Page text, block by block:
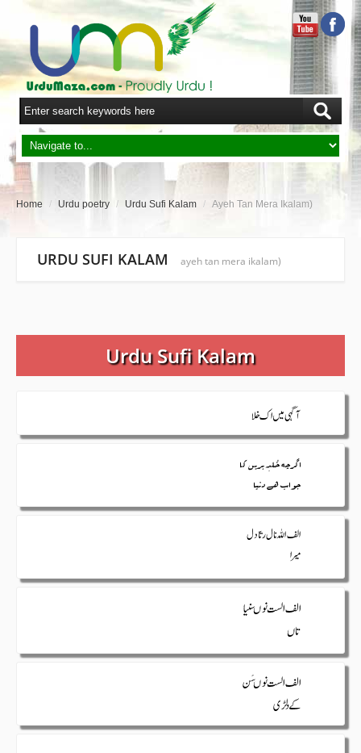
Home / Urdu poetry / Urdu Sufi Kalam / Ayeh Tan Mera Ikalam)
URDU SUFI KALAM ayeh tan mera ikalam)
Urdu Sufi Kalam